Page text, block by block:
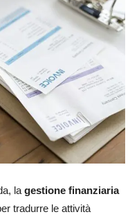
la gestione finanziaria
tradurre le attività